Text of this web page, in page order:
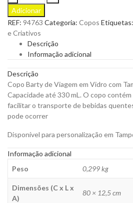
Barty
de
Viagem
em
Vidro
com
para
Personalizar
quantity
Adicionar
REF: 94763 Categoria: Copos Etiquetas:
e Criativos
Descrição
Informação adicional
Descrição
Copo Barty de Viagem em Vidro com
Capacidade até 330 mL. O copo
facilitar o transporte de bebidas
pode ocorrer
Disponível para personalização em
Informação adicional
Peso
0,299 kg
Dimensões (C x L x
A)
80 × 12,5 cm